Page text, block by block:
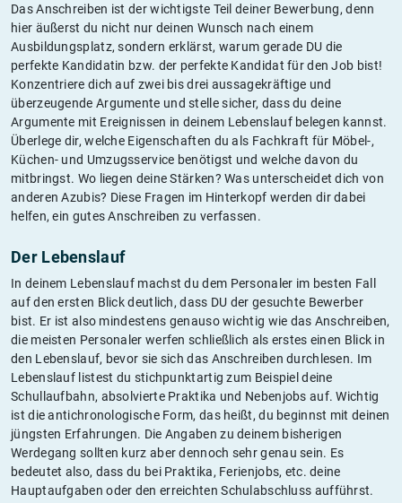
Das Anschreiben ist der wichtigste Teil deiner Bewerbung, denn
hier äußerst du nicht nur deinen Wunsch nach einem
Ausbildungsplatz, sondern erklärst, warum gerade DU die
perfekte Kandidatin bzw. der perfekte Kandidat für den Job bist!
Konzentriere dich auf zwei bis drei aussagekräftige und
überzeugende Argumente und stelle sicher, dass du deine
Argumente mit Ereignissen in deinem Lebenslauf belegen kannst.
Überlege dir, welche Eigenschaften du als Fachkraft für Möbel-,
Küchen- und Umzugsservice benötigst und welche davon du
mitbringst. Wo liegen deine Stärken? Was unterscheidet dich von
anderen Azubis? Diese Fragen im Hinterkopf werden dir dabei
helfen, ein gutes Anschreiben zu verfassen.
Der Lebenslauf
In deinem Lebenslauf machst du dem Personaler im besten Fall
auf den ersten Blick deutlich, dass DU der gesuchte Bewerber
bist. Er ist also mindestens genauso wichtig wie das Anschreiben,
die meisten Personaler werfen schließlich als erstes einen Blick in
den Lebenslauf, bevor sie sich das Anschreiben durchlesen. Im
Lebenslauf listest du stichpunktartig zum Beispiel deine
Schullaufbahn, absolvierte Praktika und Nebenjobs auf. Wichtig
ist die antichronologische Form, das heißt, du beginnst mit deinen
jüngsten Erfahrungen. Die Angaben zu deinem bisherigen
Werdegang sollten kurz aber dennoch sehr genau sein. Es
bedeutet also, dass du bei Praktika, Ferienjobs, etc. deine
Hauptaufgaben oder den erreichten Schulabschluss aufführst.